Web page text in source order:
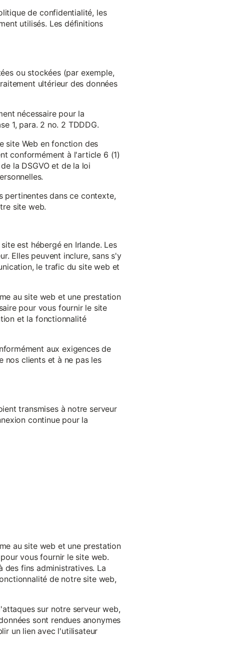
de confidentialité, les
utilisés. Les définitions
ou stockées (par exemple,
ultérieur des données
nécessaire pour la
1, para. 2 no. 2 TDDDG.
site Web en fonction des
conformément à l'article 6 (1)
la DSGVO et de la loi
pertinentes dans ce contexte,
site web.
est hébergé en Irlande. Les
Elles peuvent inclure, sans s'y
le trafic du site web et
au site web et une prestation
pour vous fournir le site
et la fonctionnalité
aux exigences de
nos clients et à ne pas les
transmises à notre serveur
continue pour la
au site web et une prestation
vous fournir le site web.
des fins administratives. La
de notre site web,
sur notre serveur web,
sont rendues anonymes
un lien avec l'utilisateur